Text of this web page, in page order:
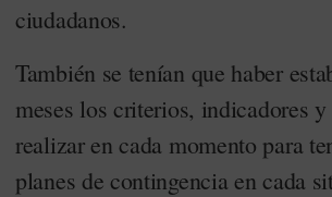
ciudadanos.
También se tenían que haber
meses los criterios, indicadores
realizar en cada momento para
planes de contingencia en cada